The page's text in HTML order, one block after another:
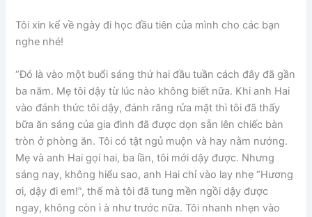
Tôi xin kể về ngày đi học đầu tiên của mình cho các bạn
nghe nhé!
“Đó là vào một buổi sáng thứ hai đầu tuần cách đây đã gần
ba năm. Mẹ tôi dậy từ lúc nào không biết nữa. Khi anh Hai
vào đánh thức tôi dậy, đánh răng rửa mặt thì tôi đã thấy
bữa ăn sáng của gia đình đã được dọn sẵn lên chiếc bàn
tròn ở phòng ăn. Tôi có tật ngủ muộn và hay nằm nướng.
Mẹ và anh Hai gọi hai, ba lần, tôi mới dậy được. Nhưng
sáng nay, không hiểu sao, anh Hai chỉ vào lay nhẹ “Hương
ơi, dậy đi em!”, thế mà tôi đã tung mền ngồi dậy được
ngay, không còn ì à như trước nữa. Tôi nhanh nhẹn vào